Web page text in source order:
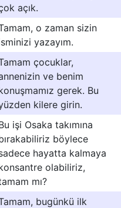
açık.
o zaman sizin
yazayım.
çocuklar,
ve benim
gerek. Bu
kilere girin.
işi Osaka takımına
böylece
hayatta kalmaya
olabiliriz,
mı?
bugünkü ilk